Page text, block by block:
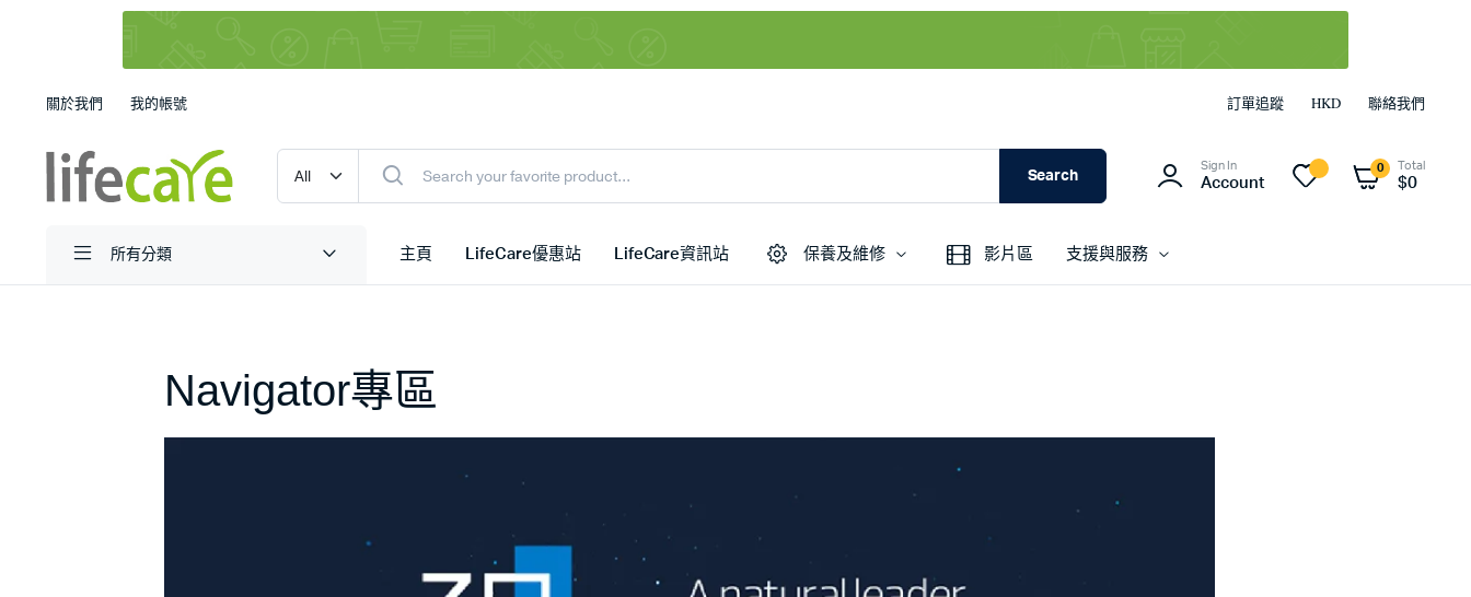
關於我們 我的帳號 訂單追蹤 HKD 聯絡我們
Search
Sign In
Account
0 Total
$0
所有分類 主頁 LifeCare優惠站 LifeCare資訊站 保養及維修 影片區 支援與服務
Navigator專區